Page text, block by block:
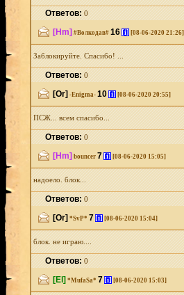
Ответов:0
[Hm] #Волкодав# 16 [i] [08-06-2020 21:26]
Заблокируйте. Спасибо! ...
Ответов:0
[Or] -Enigma- 10 [i] [08-06-2020 20:55]
ПСЖ... всем спасибо...
Ответов:0
[Hm] bouncer 7 [i] [08-06-2020 15:05]
надоело. блок...
Ответов:0
[Or] *SvP* 7 [i] [08-06-2020 15:04]
блок. не играю....
Ответов:0
[El] *MufaSa* 7 [i] [08-06-2020 15:03]